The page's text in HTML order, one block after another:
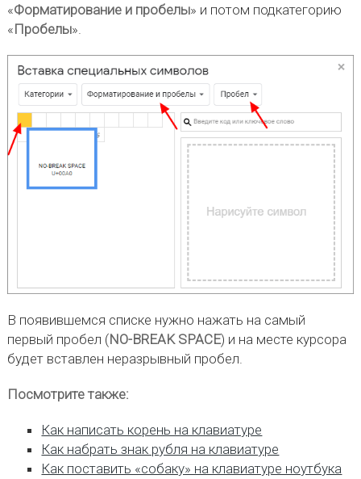
«Форматирование и пробелы» и потом подкатегорию
«Пробелы».
В появившемся списке нужно нажать на самый
первый пробел (NO-BREAK SPACE) и на месте курсора
будет вставлен неразрывный пробел.
Посмотрите также:
Как написать корень на клавиатуре
Как набрать знак рубля на клавиатуре
Как поставить «собаку» на клавиатуре ноутбука